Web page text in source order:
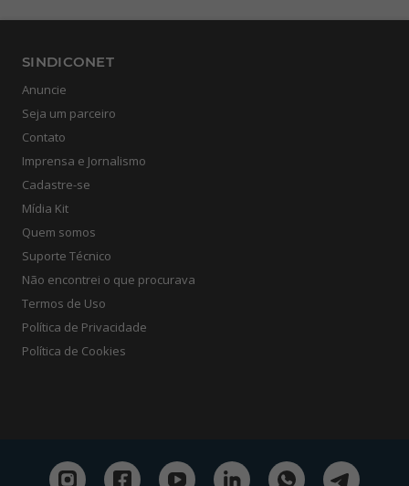
SINDICONET
Anuncie
Seja um parceiro
Contato
Imprensa e Jornalismo
Cadastre-se
Mídia Kit
Quem somos
Suporte Técnico
Não encontrei o que procurava
Termos de Uso
Política de Privacidade
Política de Cookies